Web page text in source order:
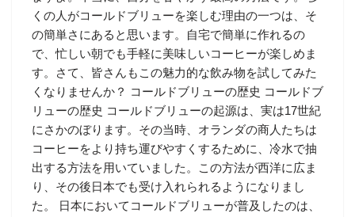
くの人がコールドブリューを楽しむ理由の一つは、そ
の簡単さにあると思います。自宅で簡単に作れるの
で、忙しい朝でも手軽に美味しいコーヒーが楽しめま
す。さて、皆さんもこの魅力的な飲み物を試してみた
くなりませんか？ コールドブリューの歴史 コールドブ
リューの歴史 コールドブリューの起源は、実は17世紀
にさかのぼります。その当時、オランダの商人たちは
コーヒーをより持ち運びやすくするために、冷水で抽
出する方法を用いていました。この方法が西洋に広ま
り、その後日本でも受け入れられるようになりまし
た。 日本においてコールドブリューが普及したのは、